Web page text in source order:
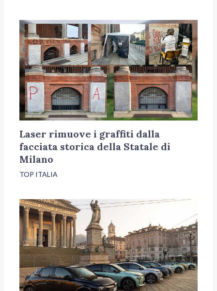
Laser rimuove i graffiti dalla
facciata storica della Statale di
Milano
TOP ITALIA